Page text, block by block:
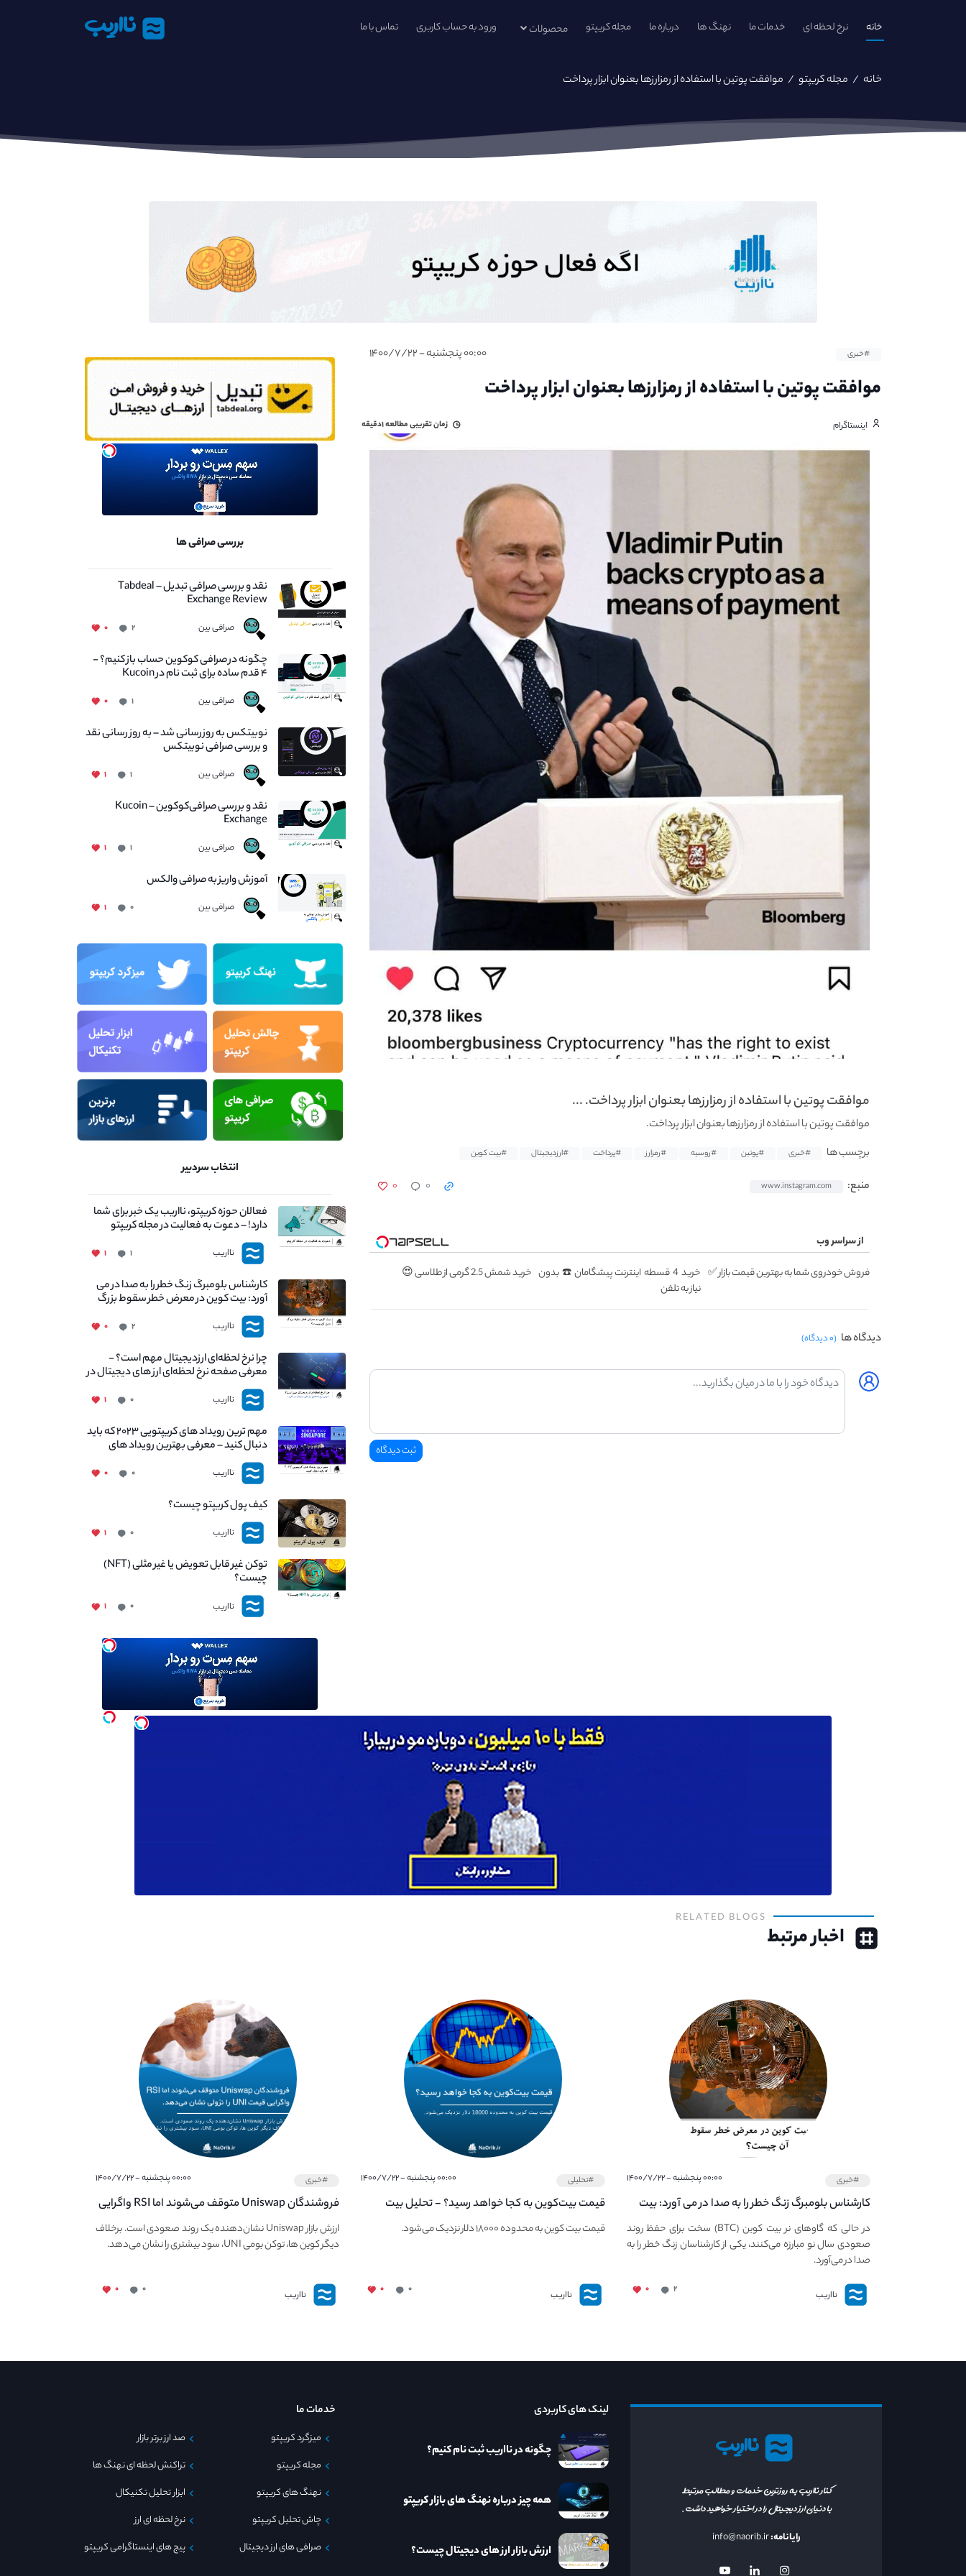
خانه نرخ لحظه ای خدمات ما نهنگ ها درباره ما مجله کریپتو محصولات ورود به حساب کاربری تماس با ما نااریب
خانه / مجله کریپتو / موافقت پوتین با استفاده از رمزارزها بعنوان ابزار پرداخت
#خبری ۰۰:۰۰ پنجشنبه - ۱۴۰۰/۷/۲۲
موافقت پوتین با استفاده از رمزارزها بعنوان ابزار پرداخت
اینستاگرام زمان تقریبی مطالعه۱دقیقه
موافقت پوتین با استفاده از رمزارزها بعنوان ابزار پرداخت. ...
موافقت پوتین با استفاده از رمزارزها بعنوان ابزار پرداخت.
برچسب ها
#خبری #پوتین #روسیه #رمزارز #پرداخت #ارزدیجیتال #بیت کوین
منبع: www.instagram.com ۰ ۰
از سراسر وب
فروش خودروی شما به بهترین قیمت بازار ✅
خرید 4 قسطه اینترنت پیشگامان ☎️ بدون
نیاز به تلفن
خرید شمش 2.5 گرمی از طلاسی 😍
دیدگاه ها (۰ دیدگاه)
بررسی صرافی ها
نقد و بررسی صرافی تبدیل – Tabdeal
Exchange Review
صرافی بین ۲ ۰
چگونه در صرافی کوکوین حساب باز کنیم؟ -
۴ قدم ساده برای ثبت نام در Kucoin
صرافی بین ۱ ۰
نوبیتکس به روزرسانی شد – به روز رسانی نقد
و بررسی صرافی نوبیتکس
صرافی بین ۱ ۱
نقد و بررسی صرافی‌کوکوین – Kucoin
Exchange
صرافی بین ۱ ۱
آموزش واریز به صرافی والکس
صرافی بین ۰ ۱
انتخاب سردبیر
فعالان حوزه کریپتو، نااریب یک خبر برای شما
دارد! – دعوت به فعالیت در مجله کریپتو
نااریب ۱ ۱
کارشناس بلومبرگ زنگ خطر را به صدا در می
آورد: بیت کوین در معرض خطر سقوط بزرگ
است - دلیل آن چیست؟
نااریب ۲ ۰
چرا نرخ لحظه‌ای ارزدیجیتال مهم است؟ -
معرفی صفحه نرخ لحظه‌ای ارز های دیجیتال در
نااریب
نااریب ۰ ۱
مهم ترین رویداد های کریپتویی ۲۰۲۳ که باید
دنبال کنید – معرفی بهترین رویداد های
جهانی
نااریب ۰ ۰
کیف پول کریپتو چیست؟
نااریب ۰ ۱
توکن غیر قابل تعویض یا غیر مثلی (NFT)
چیست؟
نااریب ۰ ۱
RELATED BLOGS
اخبار مرتبط
#خبری ۰۰:۰۰ پنجشنبه - ۱۴۰۰/۷/۲۲
کارشناس بلومبرگ زنگ خطر را به صدا در می آورد: بیت
کوین در معرض خطر سقوط بزرگ است - دلیل آن
چیست؟
در حالی که گاوهای نر بیت کوین (BTC) سخت برای حفظ روند
صعودی سال نو مبارزه می‌کنند، یکی از کارشناسان زنگ خطر را به
صدا در می‌آورد.
نااریب ۲ ۰
#تحلیلی ۰۰:۰۰ پنجشنبه - ۱۴۰۰/۷/۲۲
قیمت بیت‌کوین به کجا خواهد رسید؟ - تحلیل بیت
کوین در ۲۳ مهر ماه
قیمت بیت کوین به محدوده ۱۸۰۰۰ دلار نزدیک می‌شود.
نااریب ۰ ۰
#خبری ۰۰:۰۰ پنجشنبه - ۱۴۰۰/۷/۲۲
فروشندگان Uniswap متوقف می‌شوند اما RSI واگرایی
قیمت UNI نزولی را توسعه می‌دهد.
ارزش بازار Uniswap نشان‌دهنده یک روند صعودی است. برخلاف
دیگر کوین ها، توکن بومی UNI، سود بیشتری را نشان می‌دهد.
نااریب ۰ ۰
نااریب
کنار نااریب به روزترین خدمات و مطالب مرتبط
با دنیای ارز دیجیتال را در اختیار خواهید داشت.
رایانامه:info@naorib.ir
لینک های کاربردی
چگونه در نااریب ثبت نام کنیم؟
همه چیز درباره نهنگ های بازار کریپتو
ارزش بازار ارز های دیجیتال چیست؟
خدمات ما
میزگرد کریپتو
مجله کریپتو
نهنگ های کریپتو
چاش تحلیل کریپتو
صرافی های ارز دیجیتال
صد ارز برتر بازار
تراکنش لحظه ای نهنگ ها
ابزار تحلیل تکنیکال
نرخ لحظه ای ارز
پیج های اینستاگرامی کریپتو